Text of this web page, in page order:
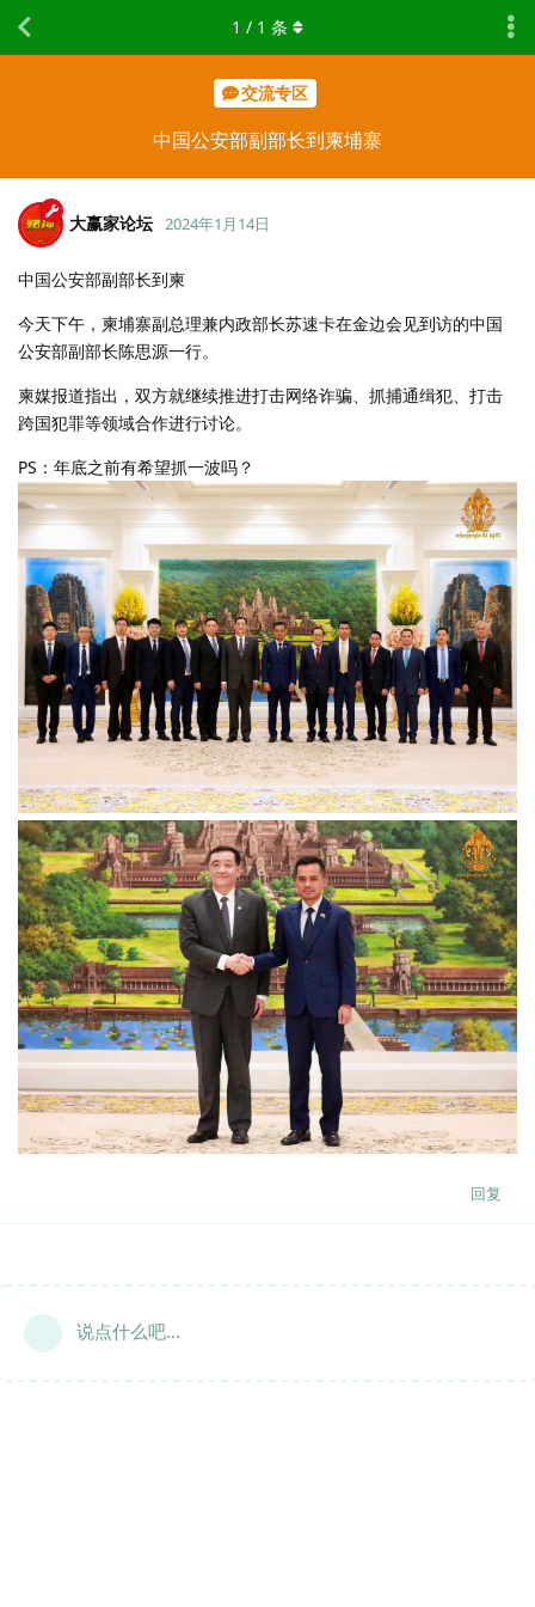
交流专区
中国公安部副部长到柬埔寨
1 / 1 条
大赢家论坛 2024年1月14日
中国公安部副部长到柬
今天下午，柬埔寨副总理兼内政部长苏速卡在金边会见到访的中国
公安部副部长陈思源一行。
柬媒报道指出，双方就继续推进打击网络诈骗、抓捕通缉犯、打击
跨国犯罪等领域合作进行讨论。
PS：年底之前有希望抓一波吗？
回复
说点什么吧...